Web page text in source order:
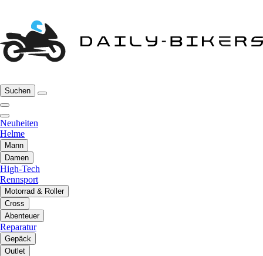
Suchen
Neuheiten
Helme
Mann
Damen
High-Tech
Rennsport
Motorrad & Roller
Cross
Abenteuer
Reparatur
Gepäck
Outlet